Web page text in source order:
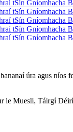
úra agus
Muesli, Táirgí